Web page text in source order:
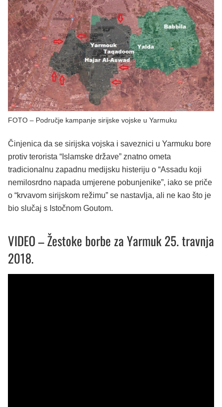
FOTO – Područje kampanje sirijske vojske u Yarmuku
Činjenica da se sirijska vojska i saveznici u Yarmuku bore
protiv terorista “Islamske države” znatno ometa
tradicionalnu zapadnu medijsku histeriju o “Assadu koji
nemilosrdno napada umjerene pobunjenike”, iako se priče
o “krvavom sirijskom režimu” se nastavlja, ali ne kao što je
bio slučaj s Istočnom Goutom.
VIDEO – Žestoke borbe za Yarmuk 25. travnja
2018.